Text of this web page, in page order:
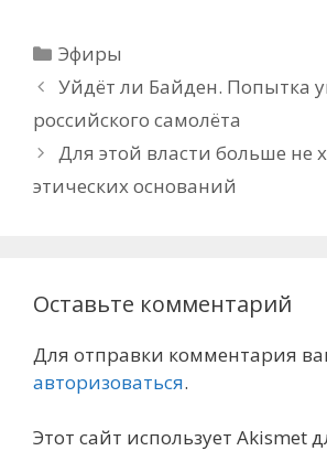
Рубрики
Эфиры
Уйдёт ли Байден. Попытка
российского самолёта
Для этой власти больше не
этических оснований
Оставьте комментарий
Для отправки комментария
авторизоваться.
Этот сайт использует Akismet